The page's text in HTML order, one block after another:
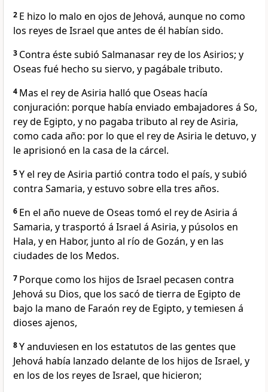
2 E hizo lo malo en ojos de Jehová, aunque no como
los reyes de Israel que antes de él habían sido.
3 Contra éste subió Salmanasar rey de los Asirios; y
Oseas fué hecho su siervo, y pagábale tributo.
4 Mas el rey de Asiria halló que Oseas hacía
conjuración: porque había enviado embajadores á So,
rey de Egipto, y no pagaba tributo al rey de Asiria,
como cada año: por lo que el rey de Asiria le detuvo, y
le aprisionó en la casa de la cárcel.
5Y el rey de Asiria partió contra todo el país, y subió
contra Samaria, y estuvo sobre ella tres años.
6 En el año nueve de Oseas tomó el rey de Asiria á
Samaria, y trasportó á Israel á Asiria, y púsolos en
Hala, y en Habor, junto al río de Gozán, y en las
ciudades de los Medos.
7 Porque como los hijos de Israel pecasen contra
Jehová su Dios, que los sacó de tierra de Egipto de
bajo la mano de Faraón rey de Egipto, y temiesen á
dioses ajenos,
8Y anduviesen en los estatutos de las gentes que
Jehová había lanzado delante de los hijos de Israel, y
en los de los reyes de Israel, que hicieron;